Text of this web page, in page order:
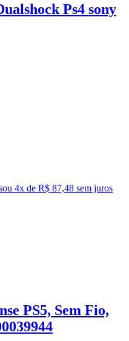
Ps4 sony
ou 4x de R$ 87,48 sem juros
PS5, Sem Fio,